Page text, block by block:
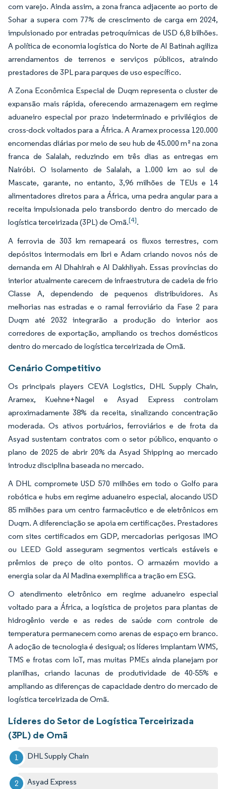
com varejo. Ainda assim, a zona franca adjacente ao porto de
Sohar a supera com 77% de crescimento de carga em 2024,
impulsionado por entradas petroquímicas de USD 6,8 bilhões.
A política de economia logística do Norte de Al Batinah agiliza
arrendamentos de terrenos e serviços públicos, atraindo
prestadores de 3PL para parques de uso específico.
A Zona Econômica Especial de Duqm representa o cluster de
expansão mais rápida, oferecendo armazenagem em regime
aduaneiro especial por prazo indeterminado e privilégios de
cross-dock voltados para a África. A Aramex processa 120.000
encomendas diárias por meio de seu hub de 45.000 m² na zona
franca de Salalah, reduzindo em três dias as entregas em
Nairóbi. O isolamento de Salalah, a 1.000 km ao sul de
Mascate, garante, no entanto, 3,96 milhões de TEUs e 14
alimentadores diretos para a África, uma pedra angular para a
receita impulsionada pelo transbordo dentro do mercado de
logística terceirizada (3PL) de Omã.[4].
A ferrovia de 303 km remapeará os fluxos terrestres, com
depósitos intermodais em Ibri e Adam criando novos nós de
demanda em Al Dhahirah e Al Dakhliyah. Essas províncias do
interior atualmente carecem de infraestrutura de cadeia de frio
Classe A, dependendo de pequenos distribuidores. As
melhorias nas estradas e o ramal ferroviário da Fase 2 para
Duqm até 2032 integrarão a produção do interior aos
corredores de exportação, ampliando os trechos domésticos
dentro do mercado de logística terceirizada de Omã.
Cenário Competitivo
Os principais players CEVA Logistics, DHL Supply Chain,
Aramex, Kuehne+Nagel e Asyad Express controlam
aproximadamente 38% da receita, sinalizando concentração
moderada. Os ativos portuários, ferroviários e de frota da
Asyad sustentam contratos com o setor público, enquanto o
plano de 2025 de abrir 20% da Asyad Shipping ao mercado
introduz disciplina baseada no mercado.
A DHL compromete USD 570 milhões em todo o Golfo para
robótica e hubs em regime aduaneiro especial, alocando USD
85 milhões para um centro farmacêutico e de eletrônicos em
Duqm. A diferenciação se apoia em certificações. Prestadores
com sites certificados em GDP, mercadorias perigosas IMO
ou LEED Gold asseguram segmentos verticais estáveis e
prêmios de preço de oito pontos. O armazém movido a
energia solar da Al Madina exemplifica a tração em ESG.
O atendimento eletrônico em regime aduaneiro especial
voltado para a África, a logística de projetos para plantas de
hidrogênio verde e as redes de saúde com controle de
temperatura permanecem como arenas de espaço em branco.
A adoção de tecnologia é desigual; os líderes implantam WMS,
TMS e frotas com IoT, mas muitas PMEs ainda planejam por
planilhas, criando lacunas de produtividade de 40-55% e
ampliando as diferenças de capacidade dentro do mercado de
logística terceirizada de Omã.
Líderes do Setor de Logística Terceirizada
(3PL) de Omã
DHL Supply Chain
Asyad Express